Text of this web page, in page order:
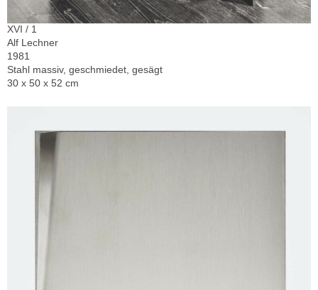
XVI / 1
Alf Lechner
1981
Stahl massiv, geschmiedet, gesägt
30 x 50 x 52 cm